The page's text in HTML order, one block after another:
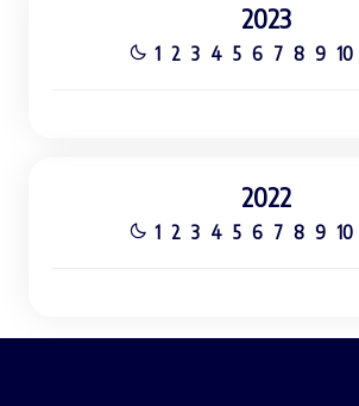
2023
1 2 3 4 5 6 7 8 9 10
2022
1 2 3 4 5 6 7 8 9 10